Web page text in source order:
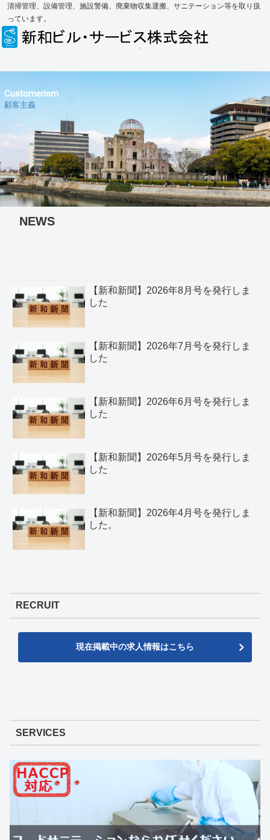
清掃管理、設備管理、施設警備、廃棄物収集運搬、サニテーション等を取り扱
っています。
Customerism
顧客主義
NEWS
【新和新聞】2026年8月号を発行しま
した
【新和新聞】2026年7月号を発行しま
した
【新和新聞】2026年6月号を発行しま
した
【新和新聞】2026年5月号を発行しま
した
【新和新聞】2026年4月号を発行しま
した。
RECRUIT
現在掲載中の求人情報はこちら
SERVICES